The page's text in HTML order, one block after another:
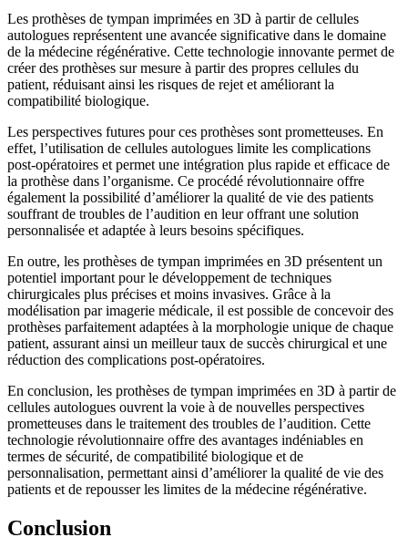
Les prothèses de tympan imprimées en 3D à partir de cellules
autologues représentent une avancée significative dans le domaine
de la médecine régénérative. Cette technologie innovante permet de
créer des prothèses sur mesure à partir des propres cellules du
patient, réduisant ainsi les risques de rejet et améliorant la
compatibilité biologique.
Les perspectives futures pour ces prothèses sont prometteuses. En
effet, l’utilisation de cellules autologues limite les complications
post-opératoires et permet une intégration plus rapide et efficace de
la prothèse dans l’organisme. Ce procédé révolutionnaire offre
également la possibilité d’améliorer la qualité de vie des patients
souffrant de troubles de l’audition en leur offrant une solution
personnalisée et adaptée à leurs besoins spécifiques.
En outre, les prothèses de tympan imprimées en 3D présentent un
potentiel important pour le développement de techniques
chirurgicales plus précises et moins invasives. Grâce à la
modélisation par imagerie médicale, il est possible de concevoir des
prothèses parfaitement adaptées à la morphologie unique de chaque
patient, assurant ainsi un meilleur taux de succès chirurgical et une
réduction des complications post-opératoires.
En conclusion, les prothèses de tympan imprimées en 3D à partir de
cellules autologues ouvrent la voie à de nouvelles perspectives
prometteuses dans le traitement des troubles de l’audition. Cette
technologie révolutionnaire offre des avantages indéniables en
termes de sécurité, de compatibilité biologique et de
personnalisation, permettant ainsi d’améliorer la qualité de vie des
patients et de repousser les limites de la médecine régénérative.
Conclusion